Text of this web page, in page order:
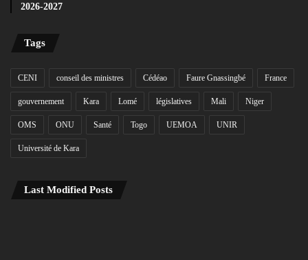
2026-2027
Tags
CENI conseil des ministres Cédéao Faure Gnassingbé France
gouvernement Kara Lomé législatives Mali Niger
OMS ONU Santé Togo UEMOA UNIR
Université de Kara
Last Modified Posts